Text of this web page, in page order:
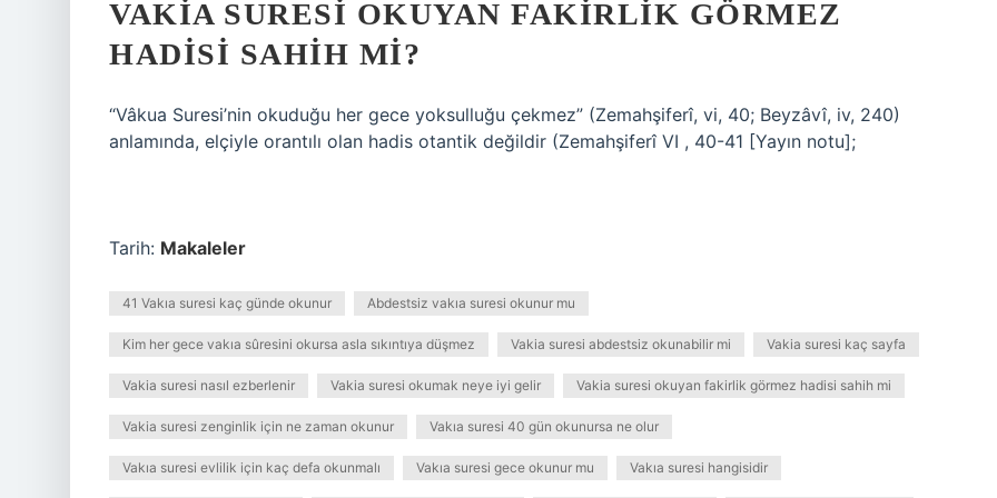
VAKIA SURESI OKUYAN FAKIRLIK GÖRMEZ
HADISI SAHIH MI?
“Vâkua Suresi’nin okuduğu her gece yoksulluğu çekmez” (Zemahşiferî, vi, 40; Beyzâvî, iv, 240)
anlamında, elçiyle orantılı olan hadis otantik değildir (Zemahşiferî VI , 40-41 [Yayın notu];
Tarih: Makaleler
41 Vakıa suresi kaç günde okunur Abdestsiz vakıa suresi okunur mu
Kim her gece vakıa sûresini okursa asla sıkıntıya düşmez Vakia suresi abdestsiz okunabilir mi Vakia suresi kaç sayfa
Vakia suresi nasıl ezberlenir Vakia suresi okumak neye iyi gelir Vakia suresi okuyan fakirlik görmez hadisi sahih mi
Vakia suresi zenginlik için ne zaman okunur Vakıa suresi 40 gün okunursa ne olur
Vakıa suresi evlilik için kaç defa okunmalı Vakıa suresi gece okunur mu Vakıa suresi hangisidir